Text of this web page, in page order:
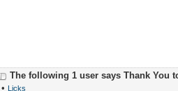
The following 1 user says Thank You
• Licks